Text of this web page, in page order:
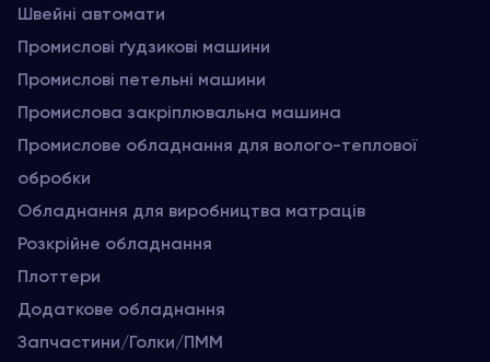
Швейні автомати
Промислові ґудзикові машини
Промислові петельні машини
Промислова закріплювальна машина
Промислове обладнання для волого-теплової
обробки
Обладнання для виробництва матраців
Розкрійне обладнання
Плоттери
Додаткове обладнання
Запчастини/Голки/ПММ